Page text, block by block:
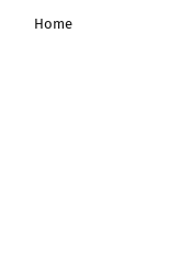
Home